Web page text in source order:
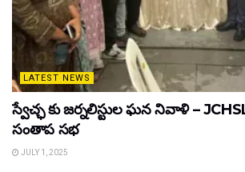
LATEST NEWS
స్వేచ్ఛ కు జర్నలిస్టుల ఘన నివాళి –
సంతాప సభ
JULY 1, 2025